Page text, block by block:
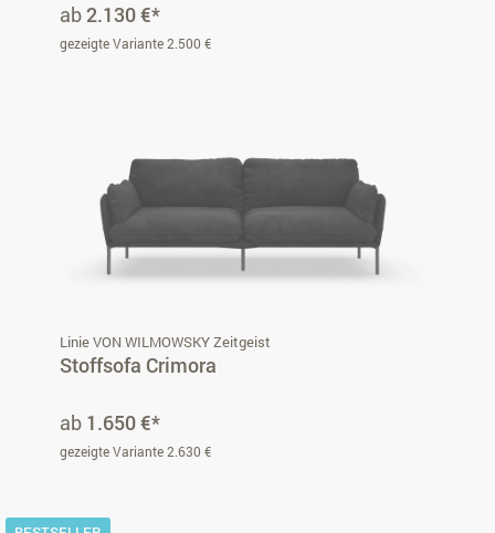
ab2.130 €*
gezeigte Variante 2.500 €
Linie VON WILMOWSKY Zeitgeist
Stoffsofa Crimora
ab 1.650 €*
gezeigte Variante 2.630 €